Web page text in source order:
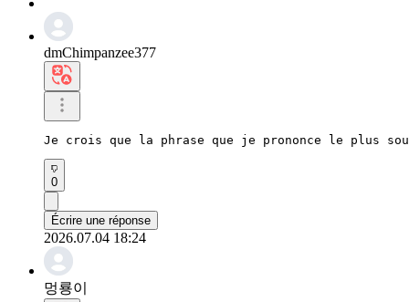
dmChimpanzee377
Je crois que la phrase que je prononce le plus
0
Écrire une réponse
2026.07.04 18:24
멍룡이